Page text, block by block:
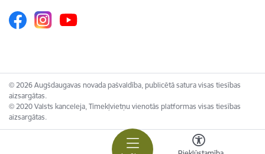
© 2026 Augšdaugavas novada pašvaldība, publicētā satura visas tiesības
aizsargātas.
© 2020 Valsts kanceleja, Tīmekļvietņu vienotās platformas visas tiesības
aizsargātas.